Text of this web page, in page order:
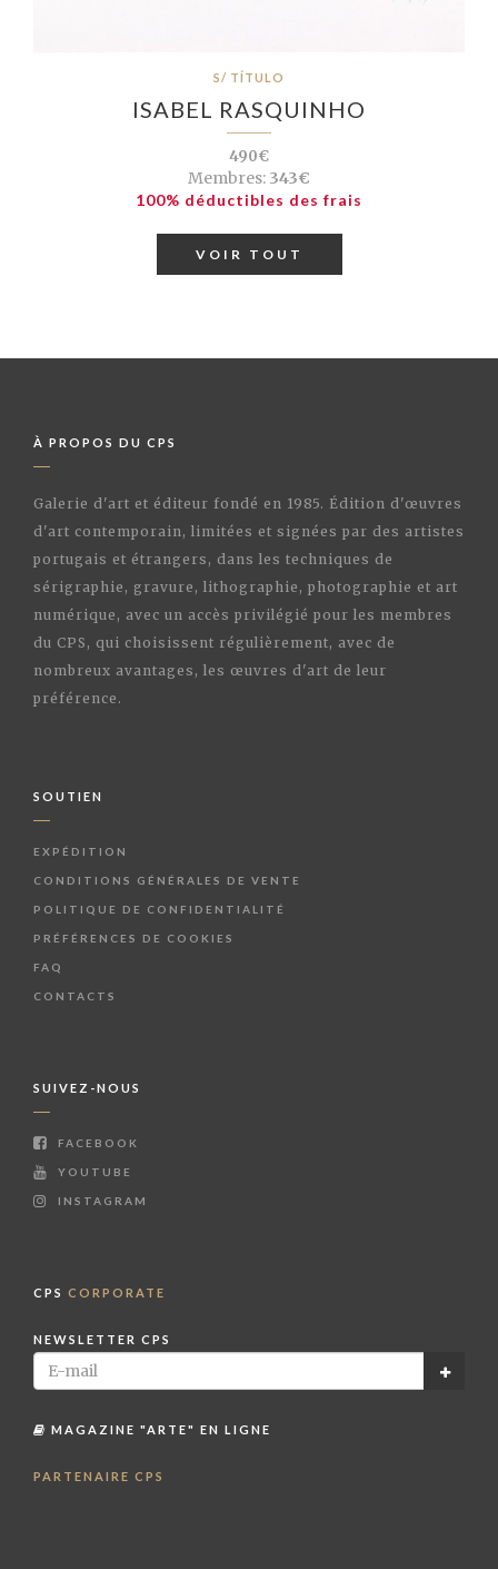
S/ TÍTULO
ISABEL RASQUINHO
490€
Membres: 343€
100% déductibles des frais
VOIR TOUT
À PROPOS DU CPS
Galerie d'art et éditeur fondé en 1985. Édition d'œuvres
d'art contemporain, limitées et signées par des artistes
portugais et étrangers, dans les techniques de
sérigraphie, gravure, lithographie, photographie et art
numérique, avec un accès privilégié pour les membres
du CPS, qui choisissent régulièrement, avec de
nombreux avantages, les œuvres d'art de leur
préférence.
SOUTIEN
EXPÉDITION
CONDITIONS GÉNÉRALES DE VENTE
POLITIQUE DE CONFIDENTIALITÉ
PRÉFÉRENCES DE COOKIES
FAQ
CONTACTS
SUIVEZ-NOUS
FACEBOOK
YOUTUBE
INSTAGRAM
CPS CORPORATE
NEWSLETTER CPS
MAGAZINE "ARTE" EN LIGNE
PARTENAIRE CPS